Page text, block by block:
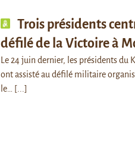
Trois présidents
défilé de la Victoire à
Le 24 juin dernier, les présidents du
ont assisté au défilé militaire
le…
[...]